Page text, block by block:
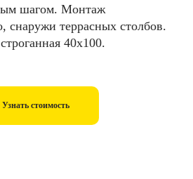
шагом. Монтаж
снаружи террасных столбов.
40х100.
Узнать стоимость